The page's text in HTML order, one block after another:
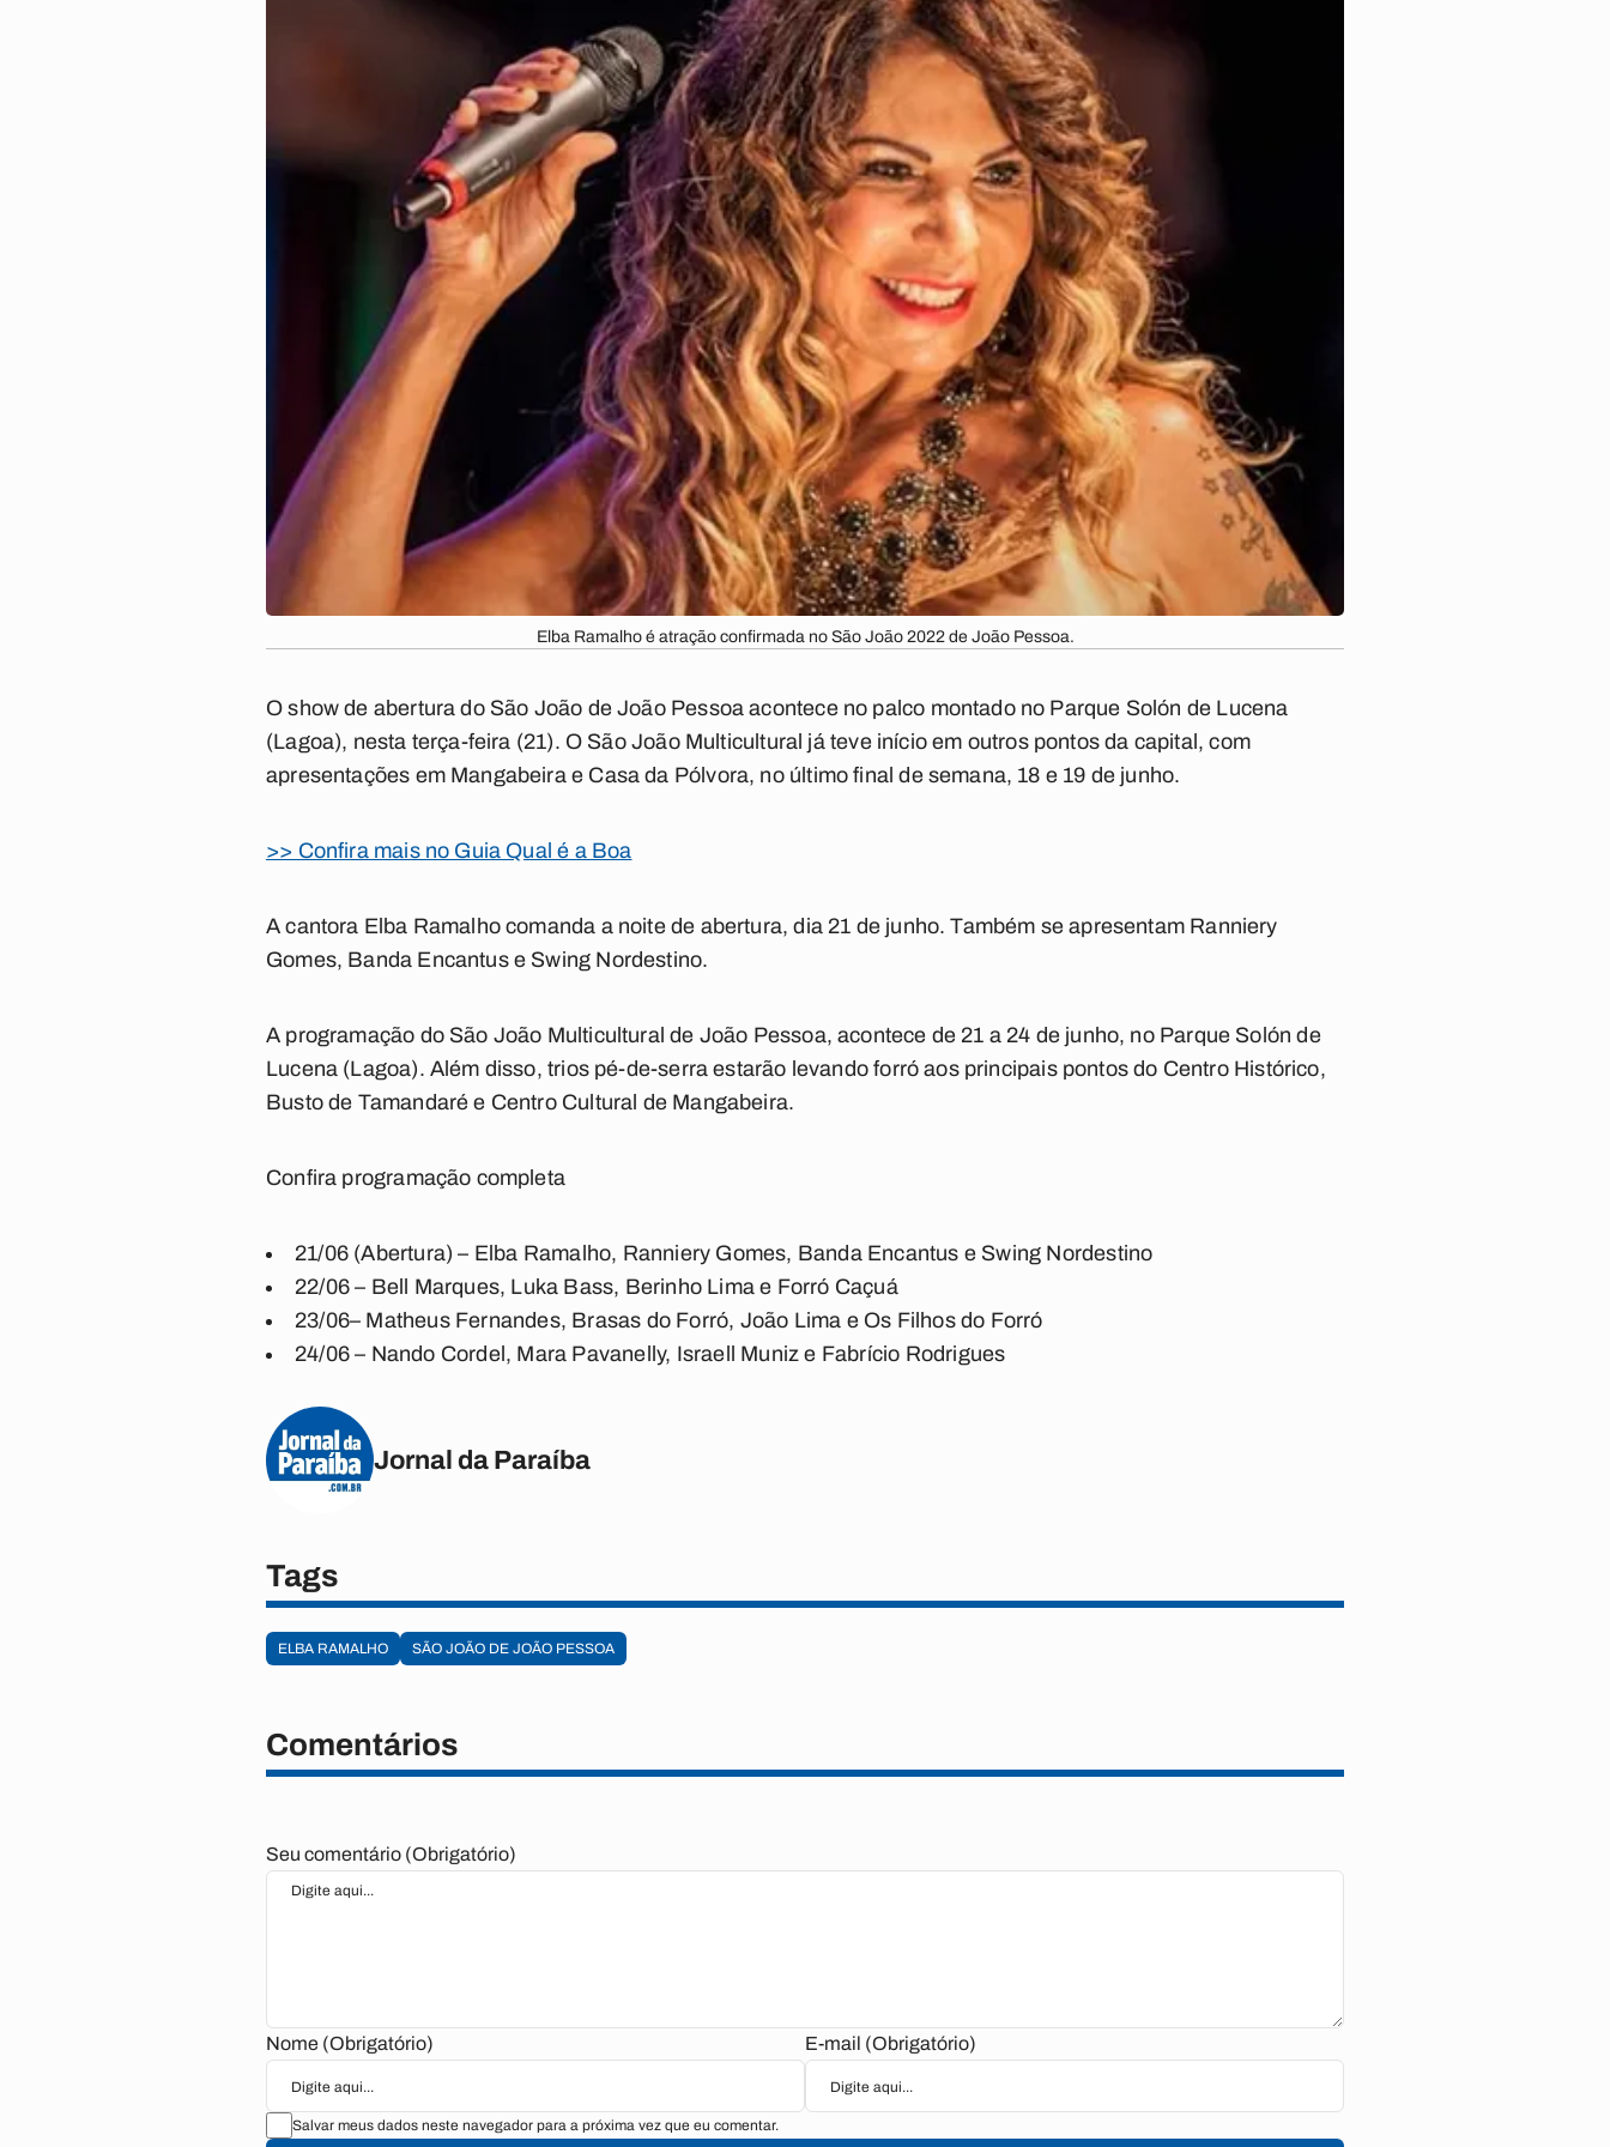
Elba Ramalho é atração confirmada no São João 2022 de João Pessoa.
O show de abertura do São João de João Pessoa acontece no palco montado no Parque Solón de Lucena
(Lagoa), nesta terça-feira (21). O São João Multicultural já teve início em outros pontos da capital, com
apresentações em Mangabeira e Casa da Pólvora, no último final de semana, 18 e 19 de junho.
>> Confira mais no Guia Qual é a Boa
A cantora Elba Ramalho comanda a noite de abertura, dia 21 de junho. Também se apresentam Ranniery
Gomes, Banda Encantus e Swing Nordestino.
A programação do São João Multicultural de João Pessoa, acontece de 21 a 24 de junho, no Parque Solón de
Lucena (Lagoa). Além disso, trios pé-de-serra estarão levando forró aos principais pontos do Centro Histórico,
Busto de Tamandaré e Centro Cultural de Mangabeira.
Confira programação completa
21/06 (Abertura) – Elba Ramalho, Ranniery Gomes, Banda Encantus e Swing Nordestino
22/06 – Bell Marques, Luka Bass, Berinho Lima e Forró Caçuá
23/06– Matheus Fernandes, Brasas do Forró, João Lima e Os Filhos do Forró
24/06 – Nando Cordel, Mara Pavanelly, Israell Muniz e Fabrício Rodrigues
Jornal da Paraíba
Tags
ELBA RAMALHO SÃO JOÃO DE JOÃO PESSOA
Comentários
Seu comentário (Obrigatório)
Nome (Obrigatório) E-mail (Obrigatório)
Salvar meus dados neste navegador para a próxima vez que eu comentar.